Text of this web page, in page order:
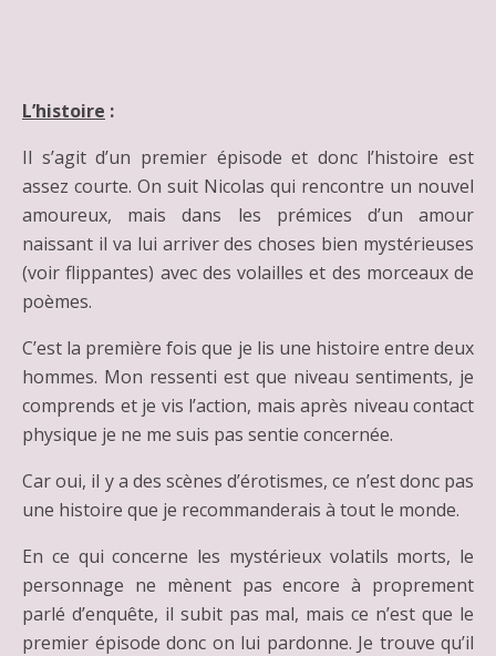
L’histoire :
Il s’agit d’un premier épisode et donc l’histoire est
assez courte. On suit Nicolas qui rencontre un nouvel
amoureux, mais dans les prémices d’un amour
naissant il va lui arriver des choses bien mystérieuses
(voir flippantes) avec des volailles et des morceaux de
poèmes.
C’est la première fois que je lis une histoire entre deux
hommes. Mon ressenti est que niveau sentiments, je
comprends et je vis l’action, mais après niveau contact
physique je ne me suis pas sentie concernée.
Car oui, il y a des scènes d’érotismes, ce n’est donc pas
une histoire que je recommanderais à tout le monde.
En ce qui concerne les mystérieux volatils morts, le
personnage ne mènent pas encore à proprement
parlé d’enquête, il subit pas mal, mais ce n’est que le
premier épisode donc on lui pardonne. Je trouve qu’il